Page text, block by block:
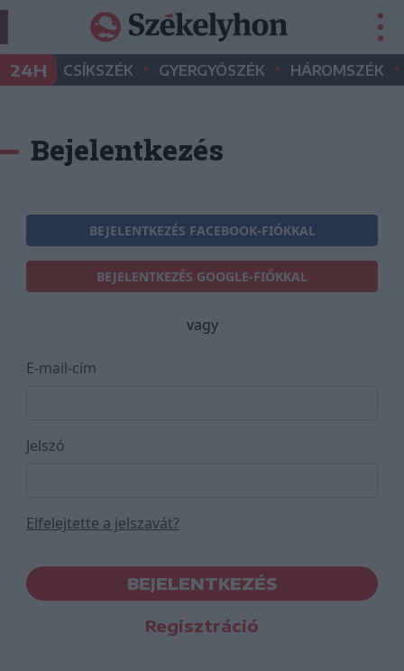
24H CSÍKSZÉK • GYERGYÓSZÉK • HÁROMSZÉK •
Bejelentkezés
BEJELENTKEZÉS FACEBOOK-FIÓKKAL
BEJELENTKEZÉS GOOGLE-FIÓKKAL
vagy
E-mail-cím
Jelszó
Elfelejtette a jelszavát?
BEJELENTKEZÉS
Regisztráció